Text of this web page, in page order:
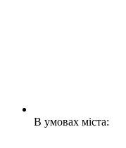
В умовах міста: